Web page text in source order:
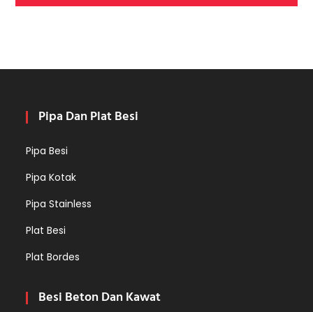
Pipa Dan Plat Besi
Pipa Besi
Pipa Kotak
Pipa Stainless
Plat Besi
Plat Bordes
Besi Beton Dan Kawat